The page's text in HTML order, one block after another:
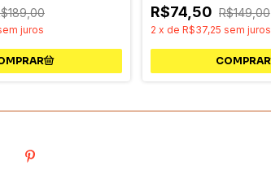
juros
R$74,50 R$149,00
2 x de R$37,25 sem juros